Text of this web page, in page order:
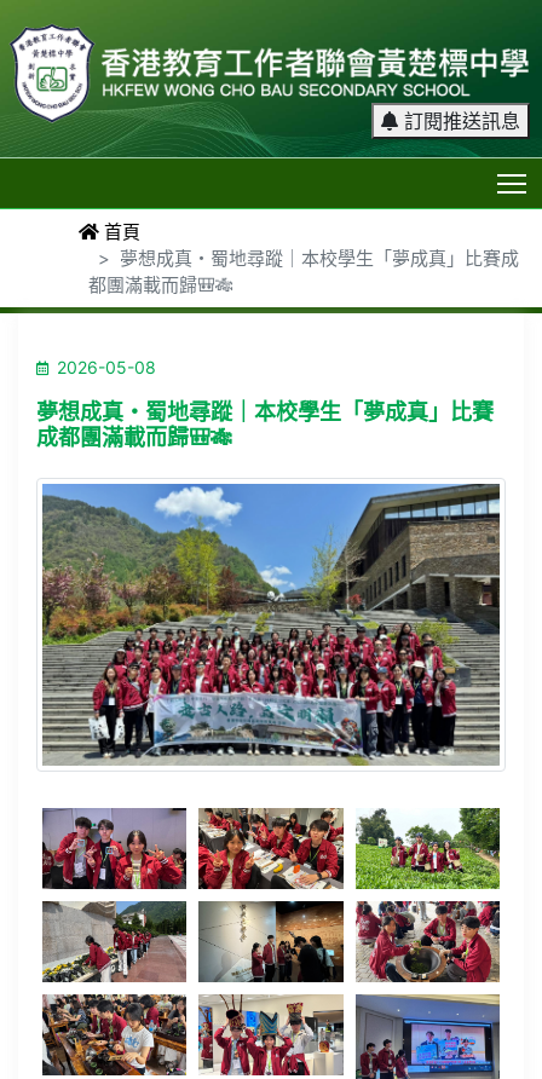
訂閱推送訊息
首頁
夢想成真・蜀地尋蹤｜本校學生「夢成真」比賽成
都團滿載而歸🎒🎋
2026-05-08
夢想成真・蜀地尋蹤｜本校學生「夢成真」比賽
成都團滿載而歸🎒🎋